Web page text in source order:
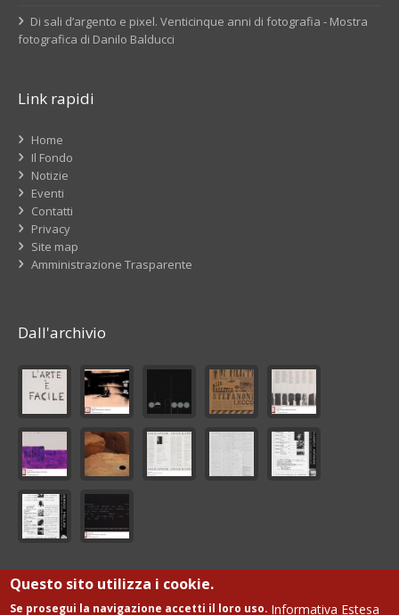
Di sali d’argento e pixel. Venticinque anni di fotografia - Mostra
fotografica di Danilo Balducci
Link rapidi
Home
Il Fondo
Notizie
Eventi
Contatti
Privacy
Site map
Amministrazione Trasparente
Dall'archivio
© Fondazione Giorgio De Marchis Onlus
Questo sito utilizza i cookie.
Se prosegui la navigazione accetti il loro uso. Informativa Estesa